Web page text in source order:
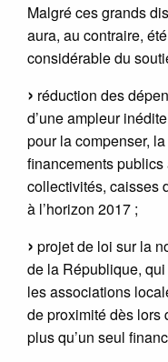
Malgré ces grands
aura, au contraire,
considérable du
réduction des
d’une ampleur
pour la compenser,
financements
collectivités, caisses
à l’horizon 2017 ;
projet de loi sur la
de la République,
les associations
de proximité dès lors
plus qu’un seul